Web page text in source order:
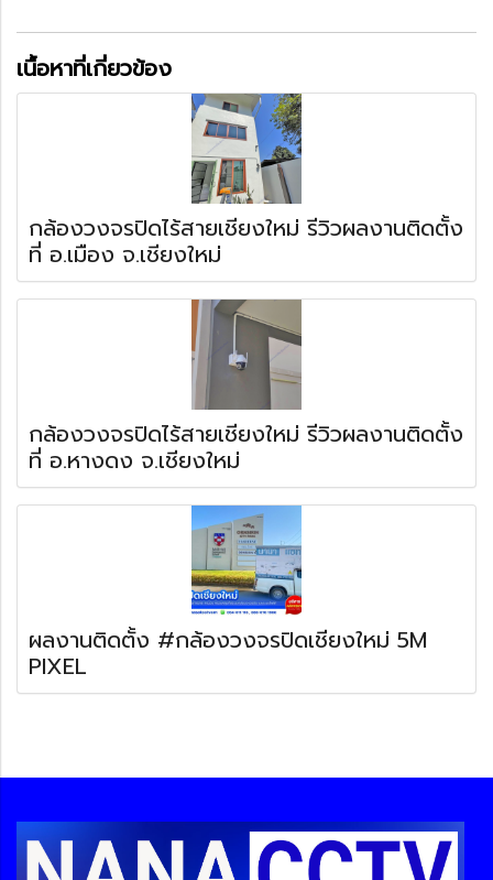
เนื้อหาที่เกี่ยวข้อง
กล้องวงจรปิดไร้สายเชียงใหม่ รีวิวผลงานติดตั้ง
ที่ อ.เมือง จ.เชียงใหม่
กล้องวงจรปิดไร้สายเชียงใหม่ รีวิวผลงานติดตั้ง
ที่ อ.หางดง จ.เชียงใหม่
ผลงานติดตั้ง #กล้องวงจรปิดเชียงใหม่ 5M
PIXEL